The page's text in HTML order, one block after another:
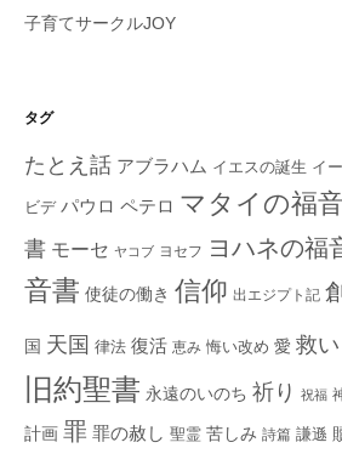
子育てサークルJOY
タグ
たとえ話 アブラハム イエスの誕生 イ
ビデ パウロ ペテロ マタイの福
書 モーセ ヤコブ ヨセフ ヨハネの福
音書 使徒の働き 信仰 出エジプト記
国 天国 律法 復活 恵み 悔い改め 愛 救い
旧約聖書 永遠のいのち 祈り 祝福
計画 罪 罪の赦し 聖霊 苦しみ 詩篇 謙遜